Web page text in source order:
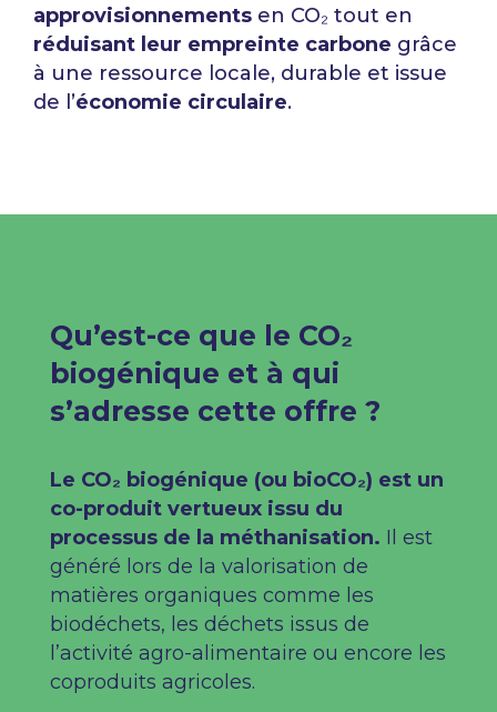
approvisionnements en CO₂ tout en
réduisant leur empreinte carbone grâce
à une ressource locale, durable et issue
de l’économie circulaire.
Qu’est-ce que le CO₂
biogénique et à qui
s’adresse cette offre ?​
Le CO₂ biogénique (ou bioCO₂) est un
co-produit vertueux issu du
processus de la méthanisation. Il est
généré lors de la valorisation de
matières organiques comme les
biodéchets, les déchets issus de
l’activité agro-alimentaire ou encore les
coproduits agricoles.